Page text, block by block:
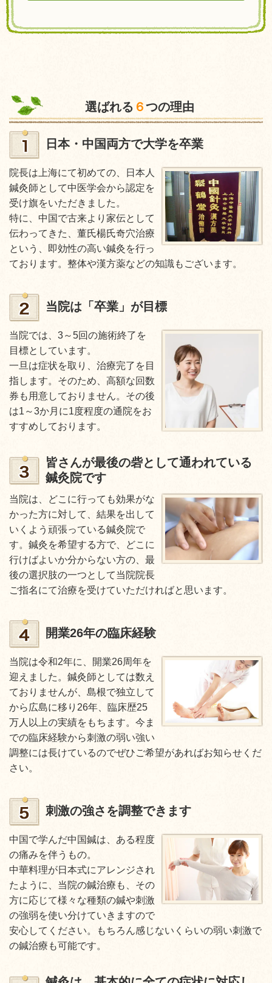
選ばれる ６つの理由
日本・中国両方で大学を卒業
院長は上海にて初めての、日本人
鍼灸師として中医学会から認定を
受け旗をいただきました。
特に、中国で古来より家伝として
伝わってきた、董氏楊氏奇穴治療
という、即効性の高い鍼灸を行っ
ております。整体や漢方薬などの知識もございます。
当院は「卒業」が目標
当院では、3～5回の施術終了を
目標としています。
一旦は症状を取り、治療完了を目
指します。そのため、高額な回数
券も用意しておりません。その後
は1～3か月に1度程度の通院をお
すすめしております。
皆さんが最後の砦として通われている
鍼灸院です
当院は、どこに行っても効果がな
かった方に対して、結果を出して
いくよう頑張っている鍼灸院で
す。鍼灸を希望する方で、どこに
行けばよいか分からない方の、最
後の選択肢の一つとして当院院長
ご指名にて治療を受けていただければと思います。
開業26年の臨床経験
当院は令和2年に、開業26周年を
迎えました。鍼灸師としては数え
ておりませんが、島根で独立して
から広島に移り26年、臨床歴25
万人以上の実績をもちます。今ま
での臨床経験から刺激の弱い強い
調整には長けているのでぜひご希望があればお知らせくだ
さい。
刺激の強さを調整できます
中国で学んだ中国鍼は、ある程度
の痛みを伴うもの。
中華料理が日本式にアレンジされ
たように、当院の鍼治療も、その
方に応じて様々な種類の鍼や刺激
の強弱を使い分けていきますので
安心してください。もちろん感じないくらいの弱い刺激で
の鍼治療も可能です。